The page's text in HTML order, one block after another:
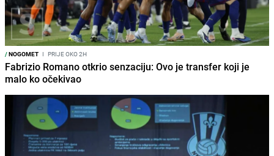
/NOGOMET I PRIJE OKO 2H
Fabrizio Romano otkrio senzaciju: Ovo je transfer koji je
malo ko očekivao